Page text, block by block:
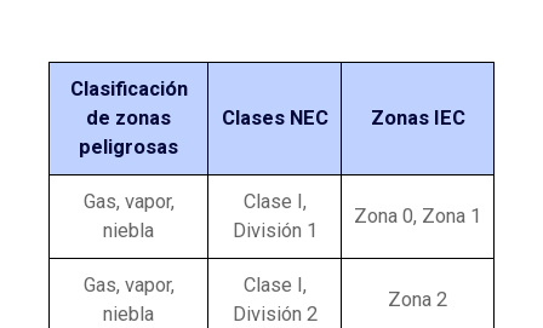
Clasificación
de zonas
peligrosas
Clases NEC Zonas IEC
Gas, vapor,
niebla
Clase I,
División 1
Zona 0, Zona 1
Gas, vapor,
niebla
Clase I,
División 2
Zona 2